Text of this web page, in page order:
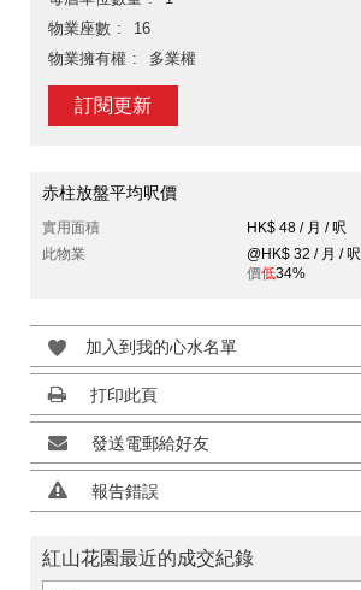
物業座數
16
物業擁有權
多業權
訂閱更新
赤柱放盤平均呎價
實用面積
HK$ 48 / 月 / 呎
此物業
@HK$ 32 / 月 / 呎
價低34%
加入到我的心水名單
打印此頁
發送電郵給好友
報告錯誤
紅山花園最近的成交紀錄